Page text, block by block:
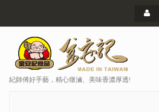
紀師傅好手藝，精心燉滷、美味香濃厚透!